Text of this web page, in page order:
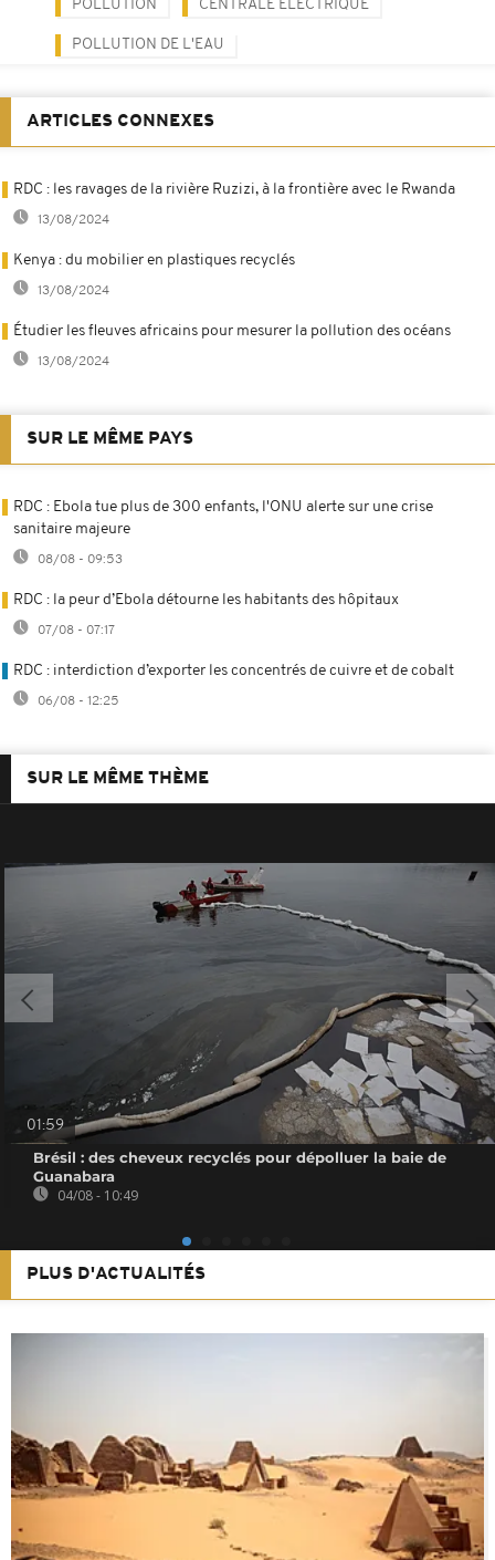
POLLUTION CENTRALE ÉLECTRIQUE
POLLUTION DE L'EAU
ARTICLES CONNEXES
RDC : les ravages de la rivière Ruzizi, à la frontière avec le Rwanda
13/08/2024
Kenya : du mobilier en plastiques recyclés
13/08/2024
Étudier les fleuves africains pour mesurer la pollution des océans
13/08/2024
SUR LE MÊME PAYS
RDC : Ebola tue plus de 300 enfants, l'ONU alerte sur une crise
sanitaire majeure
08/08 - 09:53
RDC : la peur d’Ebola détourne les habitants des hôpitaux
07/08 - 07:17
RDC : interdiction d’exporter les concentrés de cuivre et de cobalt
06/08 - 12:25
SUR LE MÊME THÈME
01:59
Brésil : des cheveux recyclés pour dépolluer la baie de
Guanabara
04/08 - 10:49
PLUS D'ACTUALITÉS